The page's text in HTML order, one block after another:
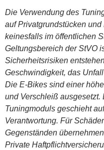
Die Verwendung des
auf Privatgrundstücken
keinesfalls im öffentlichen
Geltungsbereich der StVO
Sicherheitsrisiken
Geschwindigkeit, das
Die E-Bikes sind einer
und Verschleiß ausgesetzt.
Tuningmoduls geschieht
Verantwortung. Für
Gegenständen
Private